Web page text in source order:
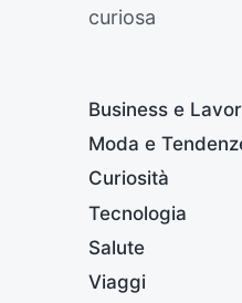
curiosa
Business e
Moda e
Curiosità
Tecnologia
Salute
Viaggi